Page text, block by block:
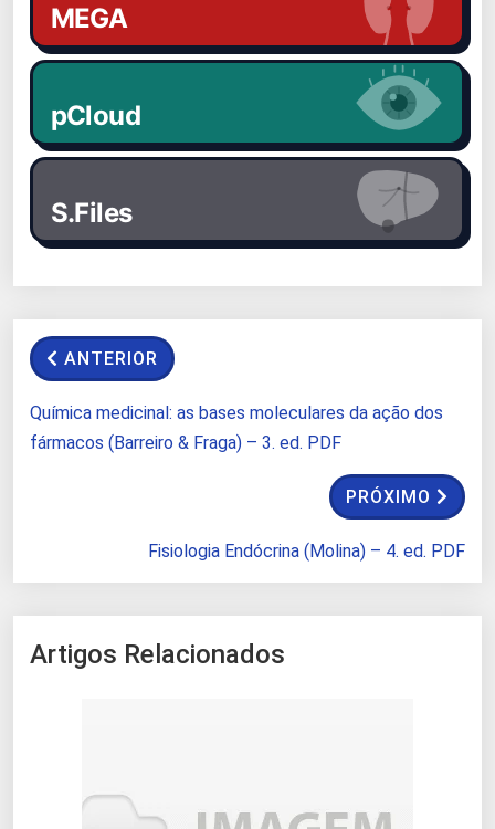
MEGA
pCloud
S.Files
ANTERIOR
Química medicinal: as bases moleculares da ação dos
fármacos (Barreiro & Fraga) – 3. ed. PDF
PRÓXIMO
Fisiologia Endócrina (Molina) – 4. ed. PDF
Artigos Relacionados